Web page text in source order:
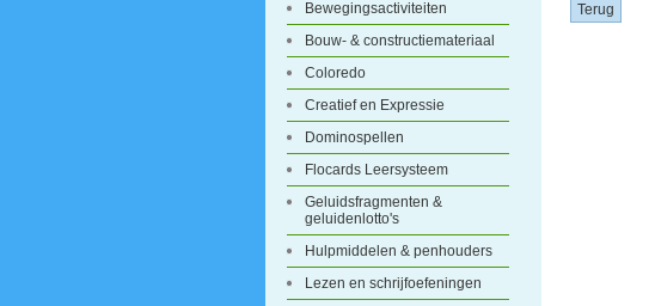
Bewegingsactiviteiten
Bouw- & constructiemateriaal
Coloredo
Creatief en Expressie
Dominospellen
Flocards Leersysteem
Geluidsfragmenten &
geluidenlotto's
Hulpmiddelen & penhouders
Lezen en schrijfoefeningen